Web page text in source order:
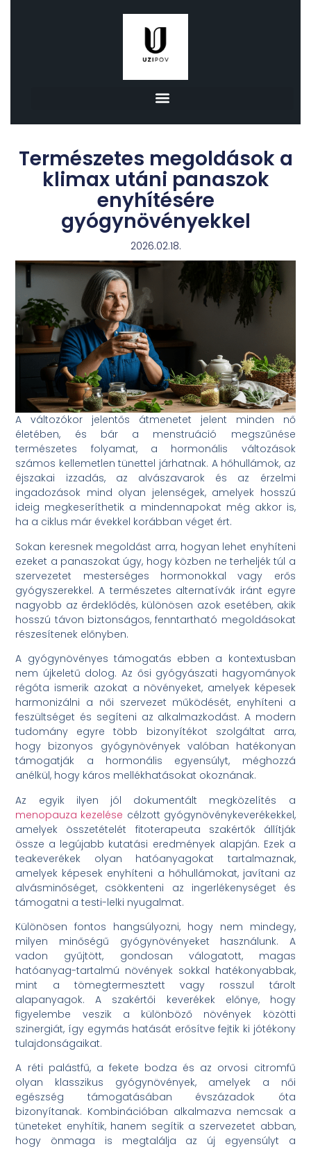
Természetes megoldások a
klimax utáni panaszok
enyhítésére
gyógynövényekkel
2026.02.18.
A változókor jelentős átmenetet jelent minden nő
életében, és bár a menstruáció megszűnése
természetes folyamat, a hormonális változások
számos kellemetlen tünettel járhatnak. A hőhullámok, az
éjszakai izzadás, az alvászavarok és az érzelmi
ingadozások mind olyan jelenségek, amelyek hosszú
ideig megkeseríthetik a mindennapokat még akkor is,
ha a ciklus már évekkel korábban véget ért.
Sokan keresnek megoldást arra, hogyan lehet enyhíteni
ezeket a panaszokat úgy, hogy közben ne terheljék túl a
szervezetet mesterséges hormonokkal vagy erős
gyógyszerekkel. A természetes alternatívák iránt egyre
nagyobb az érdeklődés, különösen azok esetében, akik
hosszú távon biztonságos, fenntartható megoldásokat
részesítenek előnyben.
A gyógynövényes támogatás ebben a kontextusban
nem újkeletű dolog. Az ősi gyógyászati hagyományok
régóta ismerik azokat a növényeket, amelyek képesek
harmonizálni a női szervezet működését, enyhíteni a
feszültséget és segíteni az alkalmazkodást. A modern
tudomány egyre több bizonyítékot szolgáltat arra,
hogy bizonyos gyógynövények valóban hatékonyan
támogatják a hormonális egyensúlyt, méghozzá
anélkül, hogy káros mellékhatásokat okoznának.
Az egyik ilyen jól dokumentált megközelítés a
menopauza kezelése célzott gyógynövénykeverékekkel,
amelyek összetételét fitoterapeuta szakértők állítják
össze a legújabb kutatási eredmények alapján. Ezek a
teakeverékek olyan hatóanyagokat tartalmaznak,
amelyek képesek enyhíteni a hőhullámokat, javítani az
alvásminőséget, csökkenteni az ingerlékenységet és
támogatni a testi-lelki nyugalmat.
Különösen fontos hangsúlyozni, hogy nem mindegy,
milyen minőségű gyógynövényeket használunk. A
vadon gyűjtött, gondosan válogatott, magas
hatóanyag-tartalmú növények sokkal hatékonyabbak,
mint a tömegtermesztett vagy rosszul tárolt
alapanyagok. A szakértői keverékek előnye, hogy
figyelembe veszik a különböző növények közötti
szinergiát, így egymás hatását erősítve fejtik ki jótékony
tulajdonságaikat.
A réti palástfű, a fekete bodza és az orvosi citromfű
olyan klasszikus gyógynövények, amelyek a női
egészség támogatásában évszázadok óta
bizonyítanak. Kombinációban alkalmazva nemcsak a
tüneteket enyhítik, hanem segítik a szervezetet abban,
hogy önmaga is megtalálja az új egyensúlyt a